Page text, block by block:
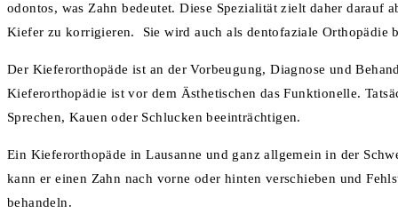
odontos, was Zahn bedeutet. Diese Spezialität zielt daher darauf
Kiefer zu korrigieren. Sie wird auch als dentofaziale Orthopädie
Der Kieferorthopäde ist an der Vorbeugung, Diagnose und
Kieferorthopädie ist vor dem Ästhetischen das Funktionelle.
Sprechen, Kauen oder Schlucken beeinträchtigen.
Ein Kieferorthopäde in Lausanne und ganz allgemein in der
kann er einen Zahn nach vorne oder hinten verschieben und
behandeln.